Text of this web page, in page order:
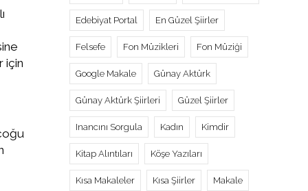
için
Edebiyat Portal En Güzel Şiirler
Felsefe Fon Müzikleri Fon Müziği
Google Makale Günay Aktürk
Günay Aktürk Şiirleri Güzel Şiirler
Inancını Sorgula Kadın Kimdir
Kitap Alıntıları Köşe Yazıları
Kısa Makaleler Kısa Şiirler Makale